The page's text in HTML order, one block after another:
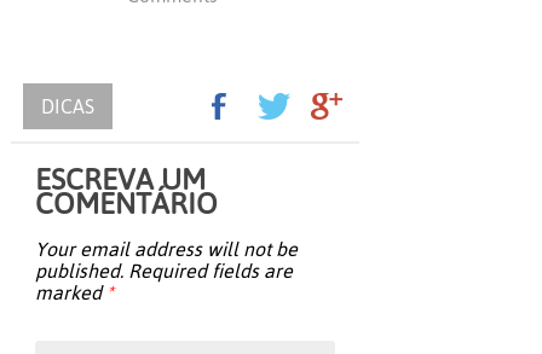
DICAS
ESCREVA UM
COMENTÁRIO
Your email address will not be
published. Required fields are
marked *